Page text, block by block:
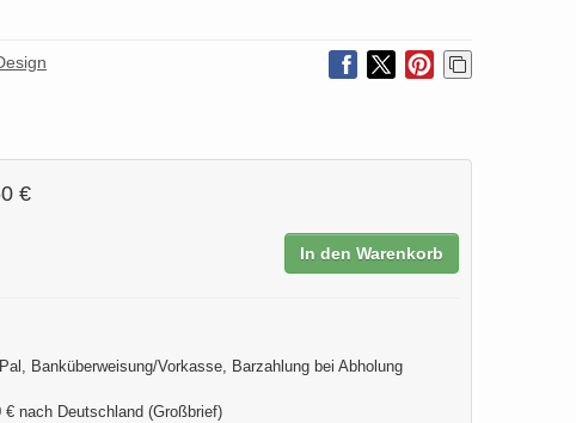
€
In den Warenkorb
Banküberweisung/Vorkasse, Barzahlung bei Abholung
€ nach Deutschland (Großbrief)